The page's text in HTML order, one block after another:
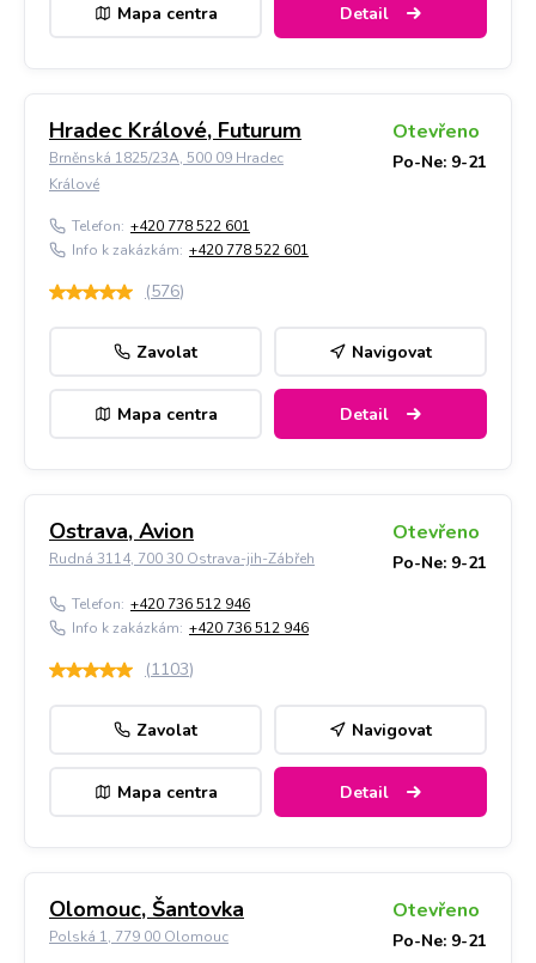
Mapa centra Detail
Hradec Králové, Futurum
Brněnská 1825/23A, 500 09 Hradec
Králové
Otevřeno
Po-Ne: 9-21
Telefon: +420 778 522 601
Info k zakázkám: +420 778 522 601
(576)
Zavolat Navigovat
Mapa centra Detail
Ostrava, Avion
Rudná 3114, 700 30 Ostrava-jih-Zábřeh
Otevřeno
Po-Ne: 9-21
Telefon: +420 736 512 946
Info k zakázkám: +420 736 512 946
(1103)
Zavolat Navigovat
Mapa centra Detail
Olomouc, Šantovka
Polská 1, 779 00 Olomouc
Otevřeno
Po-Ne: 9-21